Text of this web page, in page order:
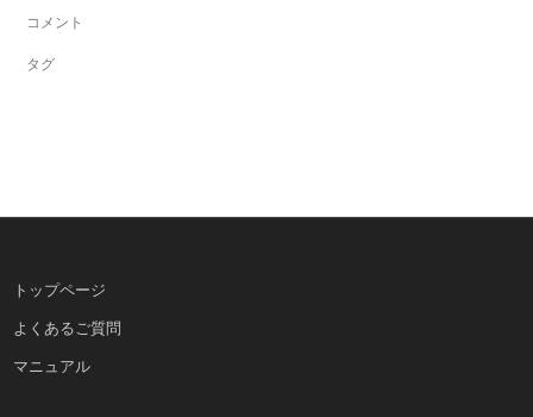
コメント
タグ
トップページ
よくあるご質問
マニュアル